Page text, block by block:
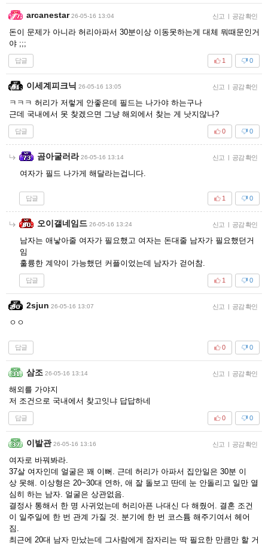
arcanestar 26-05-16 13:04 신고 | 공감 확인
돈이 문제가 아니라 허리아파서 30분이상 이동못하는게 대체 뭐때문인거
야 ;;;
답글 0
1
이세계피크닉 26-05-16 13:05 신고 | 공감 확인
ㅋㅋㅋ 허리가 저렇게 안좋은데 필드는 나가야 하는구나
근데 국내에서 못 찾겠으면 그냥 해외에서 찾는 게 낫지않나?
답글 0
0
곰아굴러라 26-05-16 13:14 신고 | 공감 확인
여자가 필드 나가게 해달라는겁니다.
답글 0
1
오이갤네임드 26-05-16 13:24 신고 | 공감 확인
남자는 애낳아줄 여자가 필요했고 여자는 돈대줄 남자가 필요했던거
임
훌륭한 계약이 가능했던 커플이었는데 남자가 걷어참.
답글 0
1
2sjun 26-05-16 13:07 신고 | 공감 확인
ㅇㅇ
답글 0
0
삼조 26-05-16 13:14 신고 | 공감 확인
해외를 가야지
저 조건으로 국내에서 찾고잇냐 답답하네
답글 0
0
이발관 26-05-16 13:16 신고 | 공감 확인
여자로 바꿔봐라.
37살 여자인데 얼굴은 꽤 이뻐. 근데 허리가 아파서 집안일은 30분 이
상 못해. 이상형은 20~30대 연하, 애 잘 돌보고 딴데 눈 안돌리고 일만 열
심히 하는 남자. 얼굴은 상관없음.
결정사 통해서 한 명 사귀었는데 허리아픈 나대신 다 해줬어. 결혼 조건
이 일주일에 한 번 관계 가질 것. 분기에 한 번 코스튬 해주기여서 헤어
짐.
최근에 20대 남자 만났는데 그사람에게 잠자리는 딱 필요한 만큼만 할 거